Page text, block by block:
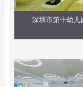
深圳市第十幼儿